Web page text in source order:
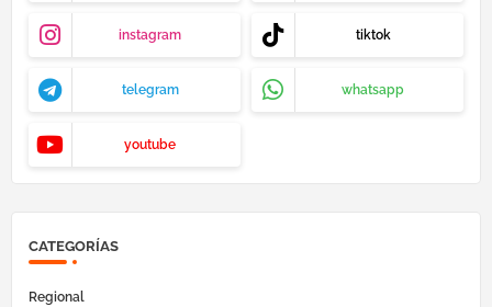
instagram tiktok
telegram whatsapp
youtube
CATEGORÍAS
Regional